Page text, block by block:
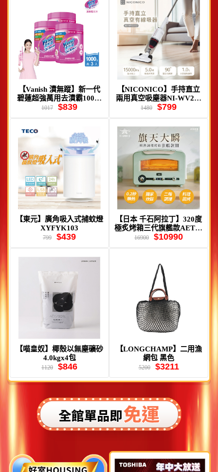
【Vanish 漬無蹤】新一代
碧蓮超強萬用去漬霸1000g
3入組
1017 $839
【NICONICO】手持直立
兩用真空吸塵器NI-WV230
2
1480 $799
【東元】廣角吸入式捕蚊燈
XYFYK103
799 $439
【日本 千石阿拉丁】320度
極炙烤箱三代旗艦款AET-G
P14TB 白色
16900 $10990
【喵皇奴】椰殼以無塵礦砂
4.0kgx4包
1120 $846
【LONGCHAMP】二用漁
網包 黑色
5200 $3211